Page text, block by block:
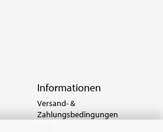
Informationen
Versand- &
Zahlungsbedingungen